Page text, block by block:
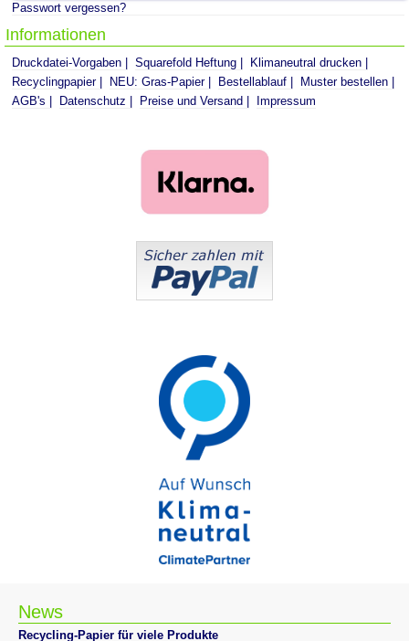
Passwort vergessen?
Informationen
Druckdatei-Vorgaben Squarefold Heftung
Klimaneutral drucken
Recyclingpapier
NEU: Gras-Papier Bestellablauf
Muster bestellen
AGB's
Datenschutz Preise und Versand Impressum
News
Recycling-Papier für viele Produkte